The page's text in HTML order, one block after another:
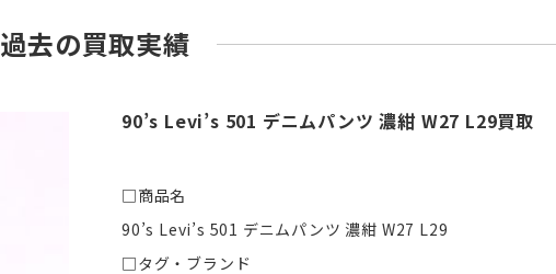
過去の買取実績
90’s Levi’s 501 デニムパンツ 濃紺 W27 L29買取
□商品名
90’s Levi’s 501 デニムパンツ 濃紺 W27 L29
□タグ・ブランド